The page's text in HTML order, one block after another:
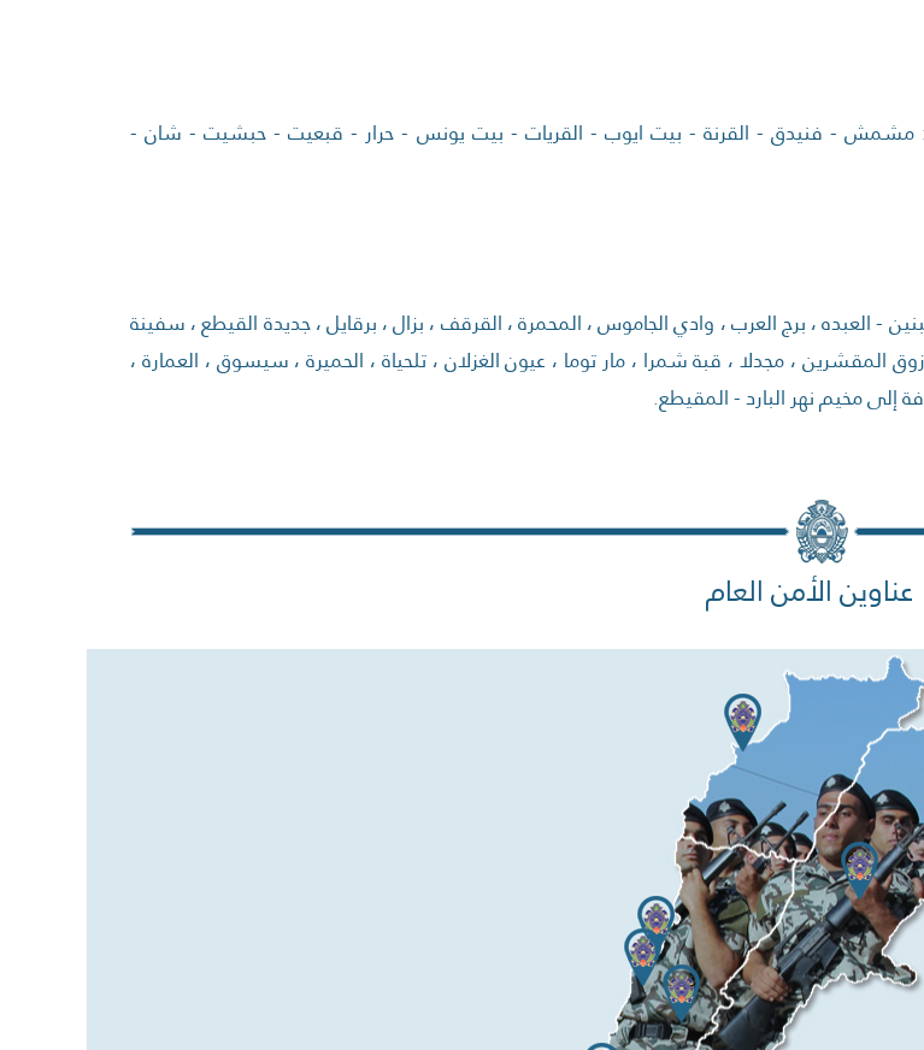
: مشمش - فنيدق - القرنة - بيت ايوب - القريات - بيت يونس - حرار - قبعيت - حبشيت - شان -
- العبده ، برج العرب ، وادي الجاموس ، المحمرة ، القرقف ، بزال ، برقايل ، جديدة القيطع ، سفينة
المقشرين ، مجدلا ، قبة شمرا ، مار توما ، عيون الغزلان ، تلحياة ، الحميرة ، سيسوق ، العمارة ،
إلى مخيم نهر البارد - المقيطع.
عناوين الأمن العام